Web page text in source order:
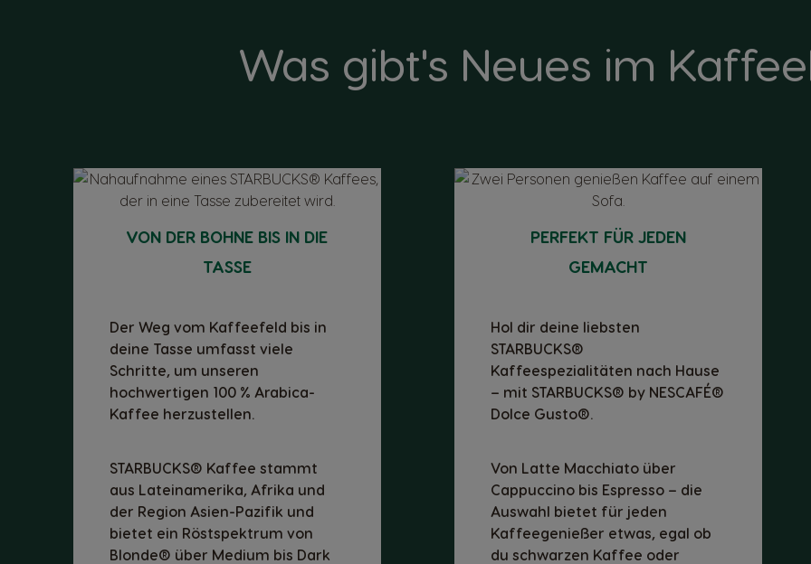
Was gibt's Neues im
VON DER BOHNE BIS IN DIE
TASSE
Der Weg vom Kaffeefeld bis in
deine Tasse umfasst viele
Schritte, um unseren
hochwertigen 100 % Arabica-
Kaffee herzustellen.
STARBUCKS® Kaffee stammt
aus Lateinamerika, Afrika und
der Region Asien-Pazifik und
bietet ein Röstspektrum von
Blonde® über Medium bis Dark
PERFEKT FÜR JEDEN
GEMACHT
Hol dir deine liebsten
STARBUCKS®
Kaffeespezialitäten nach Hause
– mit STARBUCKS® by NESCAFÉ®
Dolce Gusto®.
Von Latte Macchiato über
Cappuccino bis Espresso – die
Auswahl bietet für jeden
Kaffeegenießer etwas, egal ob
du schwarzen Kaffee oder